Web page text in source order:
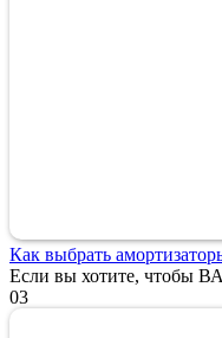
Как выбрать
Если вы хотите, чтобы
03